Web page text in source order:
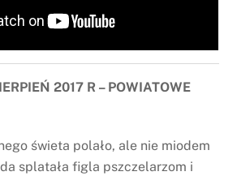
2017 R – POWIATOWE
świeta polało, ale nie miodem
splatała figla pszczelarzom i